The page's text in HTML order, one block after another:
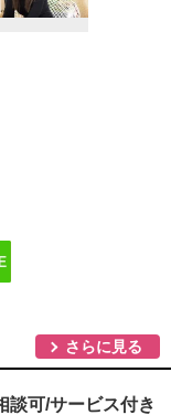
さらに見る
談可/サービス付き